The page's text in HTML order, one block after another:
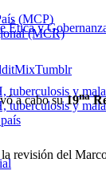
(MCP)
(MCR)
tuberculosis y
tuberculosis y
MixTumblr
a cabo su19na
revisión del